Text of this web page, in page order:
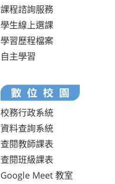
課程諮詢服務
學生線上選課
學習歷程檔案
自主學習
校務行政系統
資料查詢系統
查閱教師課表
查閱班級課表
Google Meet 教室